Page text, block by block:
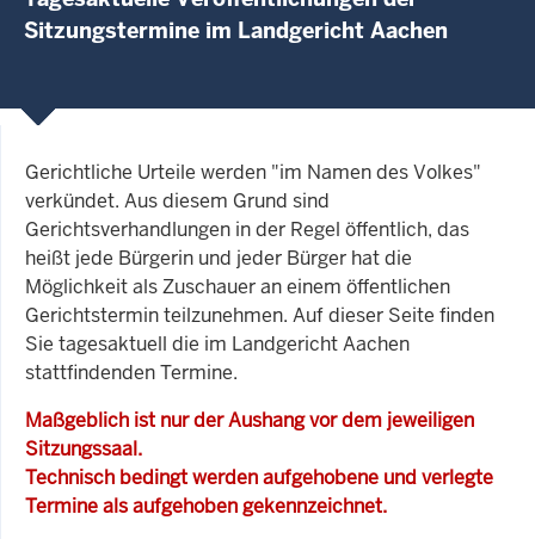
Sitzungstermine im Landgericht Aachen
Gerichtliche Urteile werden "im Namen des Volkes"
verkündet. Aus diesem Grund sind
Gerichtsverhandlungen in der Regel öffentlich, das
heißt jede Bürgerin und jeder Bürger hat die
Möglichkeit als Zuschauer an einem öffentlichen
Gerichtstermin teilzunehmen. Auf dieser Seite finden
Sie tagesaktuell die im Landgericht Aachen
stattfindenden Termine.
Maßgeblich ist nur der Aushang vor dem jeweiligen
Sitzungssaal.
Technisch bedingt werden aufgehobene und verlegte
Termine als aufgehoben gekennzeichnet.